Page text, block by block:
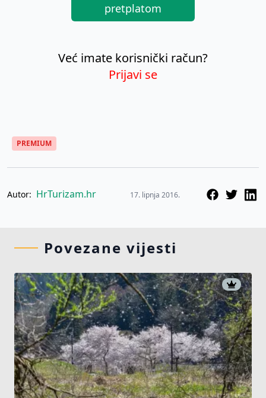
pretplatom
Već imate korisnički račun?
Prijavi se
PREMIUM
Autor: HrTurizam.hr 17. lipnja 2016.
Povezane vijesti